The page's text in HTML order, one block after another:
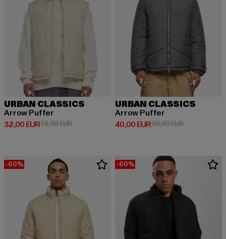
URBAN CLASSICS
Arrow Puffer
32,00 EUR
Derzeitiger Preis: 32,00 EUR
79,99 EURAktionspreis: 79,99 EUR
URBAN CLASSICS
Arrow Puffer
40,00 EUR
Derzeitiger Preis: 40,00 EUR
99,99 EURAktionspreis:
-60% -60%